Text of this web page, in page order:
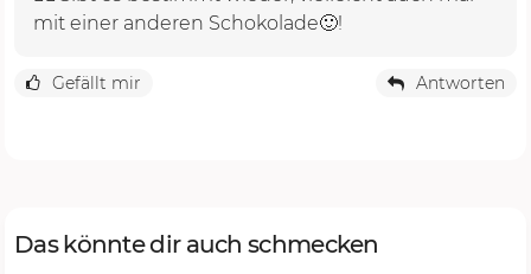
mit einer anderen Schokolade🙂!
Gefällt mir Antworten
Das könnte dir auch schmecken